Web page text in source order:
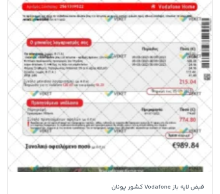
قبض لایه باز Vodafone کشور یونان